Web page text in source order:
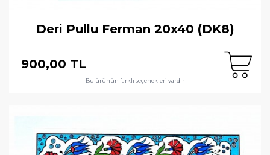
Deri Pullu Ferman 20x40 (DK8)
900,00 TL
Bu ürünün farklı seçenekleri vardır